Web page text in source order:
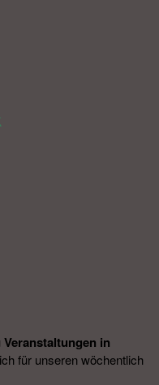
Veranstal­tungen in
für unseren wöchentlich